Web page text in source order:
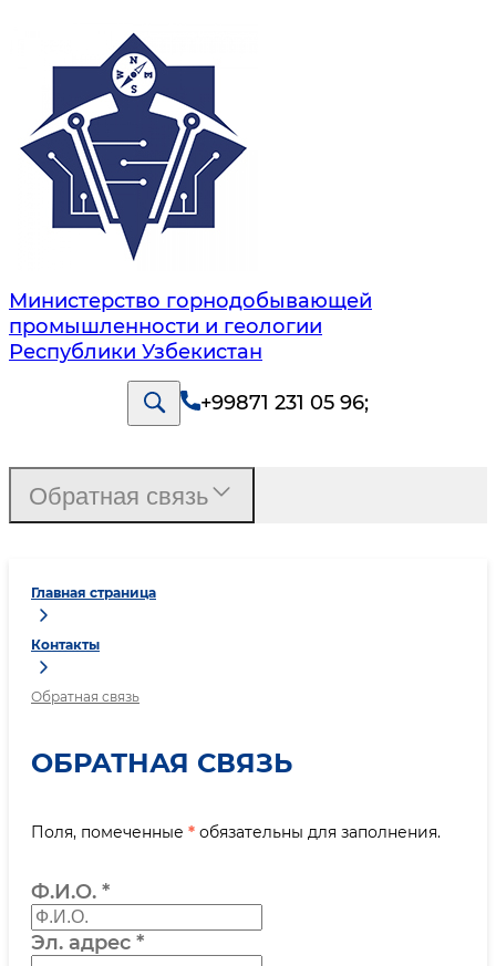
Министерство горнодобывающей
промышленности и геологии
Республики Узбекистан
+99871 231 05 96;
Главная страница
Контакты
Обратная связь
ОБРАТНАЯ СВЯЗЬ
Поля, помеченные * обязательны для заполнения.
Ф.И.О. *
Эл. адрес *
Обратная связь